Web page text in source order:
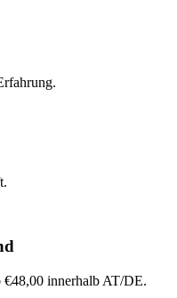
€48,00 innerhalb AT/DE.